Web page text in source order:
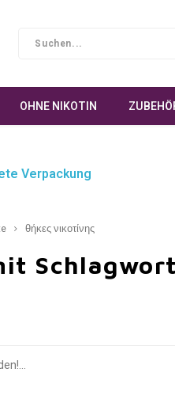
OHNE NIKOTIN
Verpackung
θήκες νικοτίνης
Schlagwort